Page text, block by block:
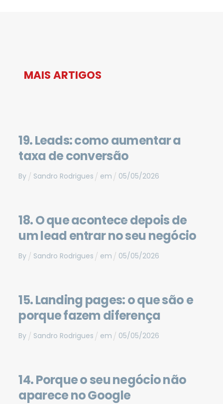
MAIS ARTIGOS
19. Leads: como aumentar a
taxa de conversão
By Sandro Rodrigues em 05/05/2026
18. O que acontece depois de
um lead entrar no seu negócio
By Sandro Rodrigues em 05/05/2026
15. Landing pages: o que são e
porque fazem diferença
By Sandro Rodrigues em 05/05/2026
14. Porque o seu negócio não
aparece no Google